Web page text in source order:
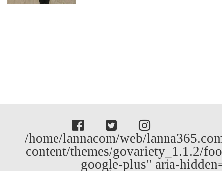
/home/lannacom/web/
content/themes/govariety_1.1.2/
google-plus" aria-